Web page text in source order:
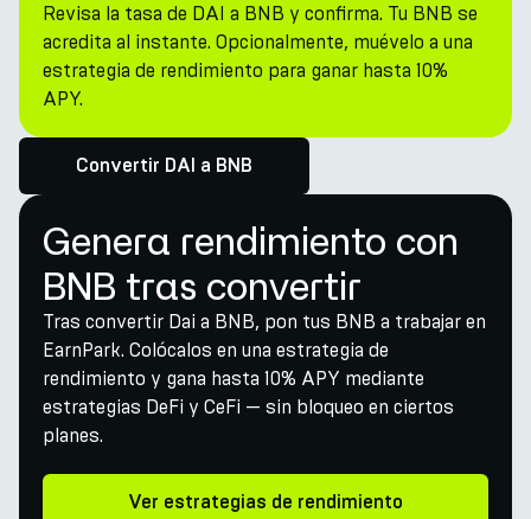
Revisa la tasa de DAI a BNB y confirma. Tu BNB se
acredita al instante. Opcionalmente, muévelo a una
estrategia de rendimiento para ganar hasta 10%
APY.
Convertir DAI a BNB
Genera rendimiento con
BNB tras convertir
Tras convertir Dai a BNB, pon tus BNB a trabajar en
EarnPark. Colócalos en una estrategia de
rendimiento y gana hasta 10% APY mediante
estrategias DeFi y CeFi — sin bloqueo en ciertos
planes.
Ver estrategias de rendimiento